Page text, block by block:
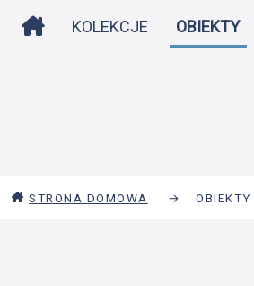
STRONA DOMOWA
KOLEKCJE OBIEKTY
STRONA DOMOWA → OBIEKTY